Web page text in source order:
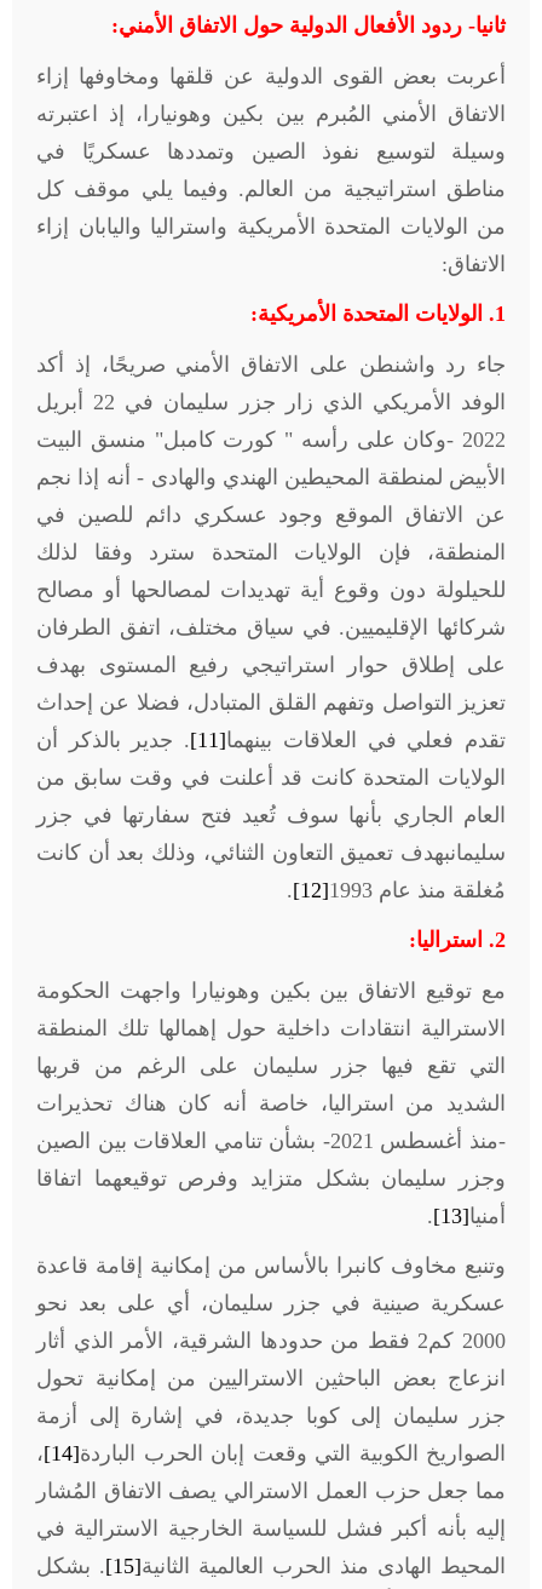
ثانيا- ردود الأفعال الدولية حول الاتفاق الأمني:
أعربت بعض القوى الدولية عن قلقها ومخاوفها إزاء
الاتفاق الأمني المُبرم بين بكين وهونيارا، إذ اعتبرته
وسيلة لتوسيع نفوذ الصين وتمددها عسكريًا في
مناطق استراتيجية من العالم. وفيما يلي موقف كل
من الولايات المتحدة الأمريكية واستراليا واليابان إزاء
الاتفاق:
1. الولايات المتحدة الأمريكية:
جاء رد واشنطن على الاتفاق الأمني صريحًا، إذ أكد
الوفد الأمريكي الذي زار جزر سليمان في 22 أبريل
2022 -وكان على رأسه " كورت كامبل" منسق البيت
الأبيض لمنطقة المحيطين الهندي والهادى - أنه إذا نجم
عن الاتفاق الموقع وجود عسكري دائم للصين في
المنطقة، فإن الولايات المتحدة سترد وفقا لذلك
للحيلولة دون وقوع أية تهديدات لمصالحها أو مصالح
شركائها الإقليميين. في سياق مختلف، اتفق الطرفان
على إطلاق حوار استراتيجي رفيع المستوى بهدف
تعزيز التواصل وتفهم القلق المتبادل، فضلا عن إحداث
تقدم فعلي في العلاقات بينهما[11]. جدير بالذكر أن
الولايات المتحدة كانت قد أعلنت في وقت سابق من
العام الجاري بأنها سوف تُعيد فتح سفارتها في جزر
سليمانبهدف تعميق التعاون الثنائي، وذلك بعد أن كانت
مُغلقة منذ عام 1993
[12]
.
2. استراليا:
مع توقيع الاتفاق بين بكين وهونيارا واجهت الحكومة
الاسترالية انتقادات داخلية حول إهمالها تلك المنطقة
التي تقع فيها جزر سليمان على الرغم من قربها
الشديد من استراليا، خاصة أنه كان هناك تحذيرات
-منذ أغسطس 2021- بشأن تنامي العلاقات بين الصين
وجزر سليمان بشكل متزايد وفرص توقيعهما اتفاقا
أمنيا[13]
.
وتنبع مخاوف كانبرا بالأساس من إمكانية إقامة قاعدة
عسكرية صينية في جزر سليمان، أي على بعد نحو
2000 كم2 فقط من حدودها الشرقية، الأمر الذي أثار
انزعاج بعض الباحثين الاستراليين من إمكانية تحول
جزر سليمان إلى كوبا جديدة، في إشارة إلى أزمة
الصواريخ الكوبية التي وقعت إبان الحرب الباردة[14]،
مما جعل حزب العمل الاسترالي يصف الاتفاق المُشار
إليه بأنه أكبر فشل للسياسة الخارجية الاسترالية في
المحيط الهادى منذ الحرب العالمية الثانية[15]. بشكل